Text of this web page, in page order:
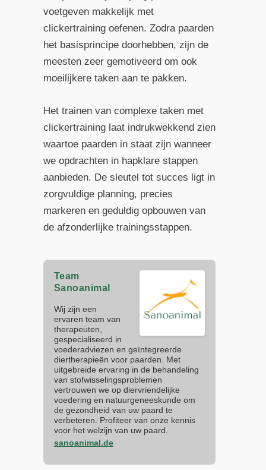
voetgeven makkelijk met
clickertraining oefenen. Zodra paarden
het basisprincipe doorhebben, zijn de
meesten zeer gemotiveerd om ook
moeilijkere taken aan te pakken.
Het trainen van complexe taken met
clickertraining laat indrukwekkend zien
waartoe paarden in staat zijn wanneer
we opdrachten in hapklare stappen
aanbieden. De sleutel tot succes ligt in
zorgvuldige planning, precies
markeren en geduldig opbouwen van
de afzonderlijke trainingsstappen.
Team
Sanoanimal
Wij zijn een
ervaren team van
therapeuten,
gespecialiseerd in
voederadviezen en geïntegreerde
diertherapieën voor paarden. Met
uitgebreide ervaring in de behandeling
van stofwisselingsproblemen
vertrouwen we op diervriendelijke
voedering en natuurgeneeskunde om
de gezondheid van uw paard te
verbeteren. Profiteer van onze kennis
voor het welzijn van uw paard.
sanoanimal.de